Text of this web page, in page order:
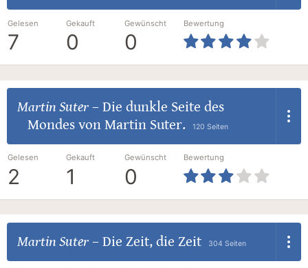
Gelesen
7
Gekauft
0
Gewünscht
0
Bewertung
Martin Suter– Die dunkle Seite des
Mondes von Martin Suter.
120 Seiten
Gelesen
2
Gekauft
1
Gewünscht
0
Bewertung
Martin Suter– Die Zeit, die Zeit 304 Seiten